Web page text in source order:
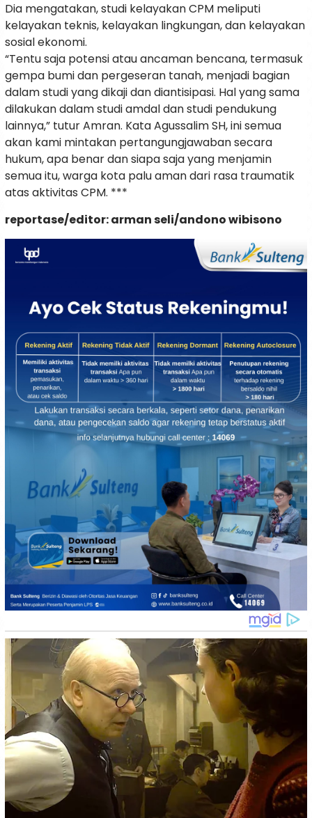
Dia mengatakan, studi kelayakan CPM meliputi
kelayakan teknis, kelayakan lingkungan, dan kelayakan
sosial ekonomi.
“Tentu saja potensi atau ancaman bencana, termasuk
gempa bumi dan pergeseran tanah, menjadi bagian
dalam studi yang dikaji dan diantisipasi. Hal yang sama
dilakukan dalam studi amdal dan studi pendukung
lainnya,” tutur Amran. Kata Agussalim SH, ini semua
akan kami mintakan pertangungjawaban secara
hukum, apa benar dan siapa saja yang menjamin
semua itu, warga kota palu aman dari rasa traumatik
atas aktivitas CPM. ***
reportase/editor: arman seli/andono wibisono